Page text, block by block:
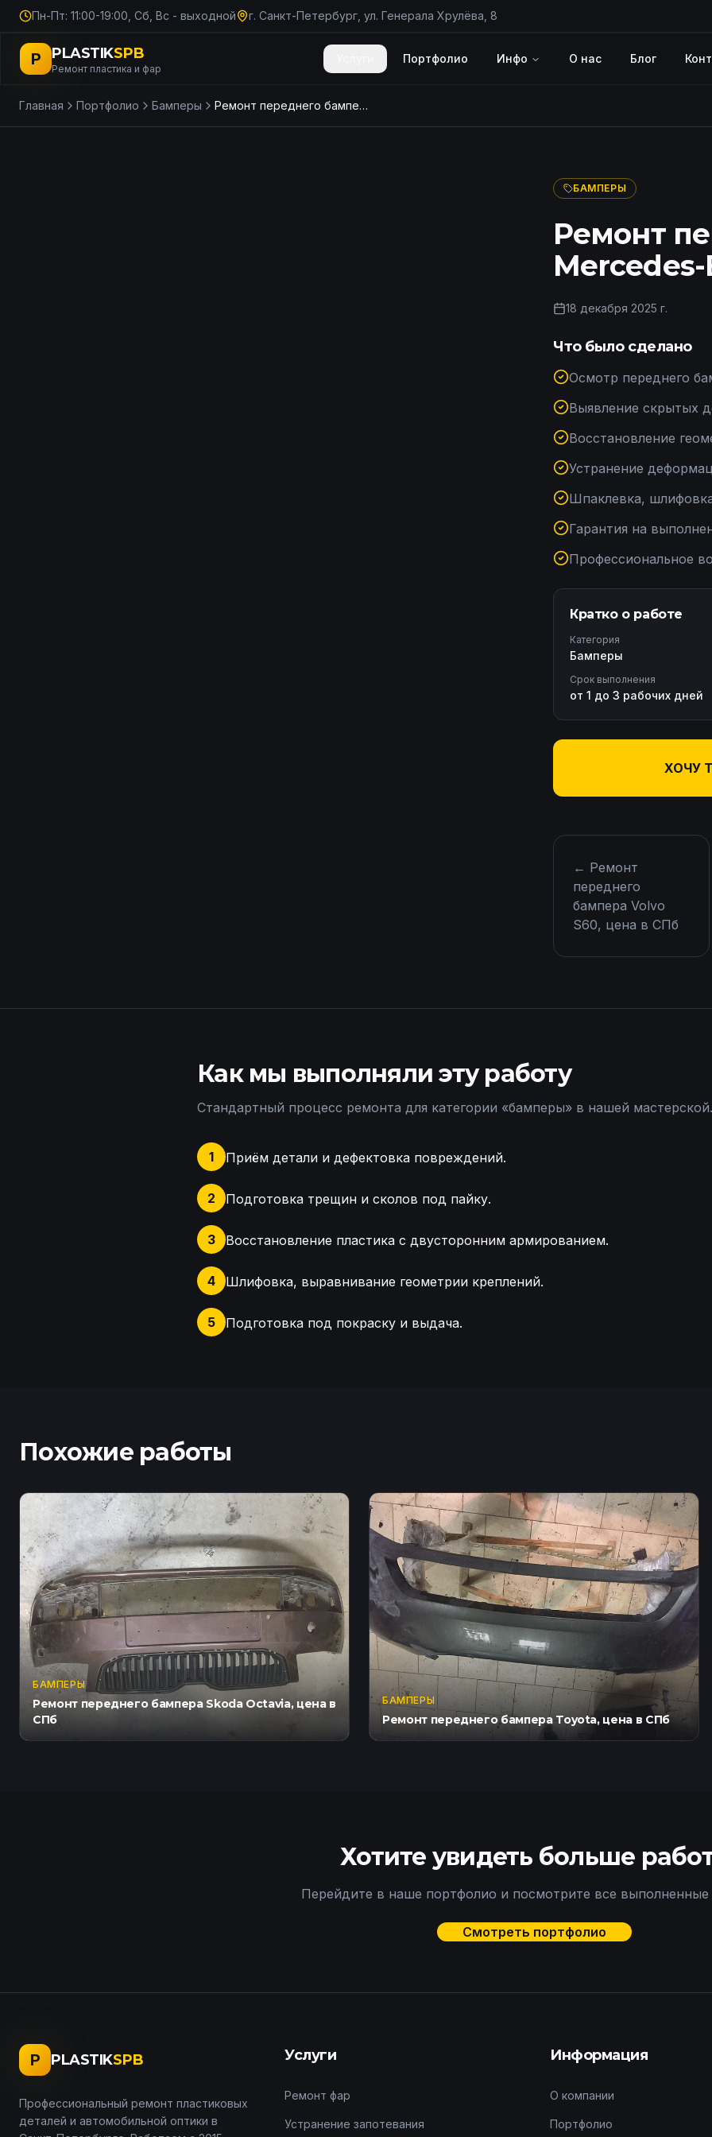
Пн-Пт: 11:00-19:00, Сб, Вс - выходной г. Санкт-Петербург, ул. Генерала Хрулёва, 8
P PLASTIKSPB
Ремонт пластика и фар
Портфолио Инфо О нас Блог
Главная Портфолио Бамперы Ремонт переднего бампера Mercedes-Benz, цена в СПб
БАМПЕРЫ
Ремонт
18 декабря 2025 г.
Что было сделано
Осмотр переднего
Выявление скрытых
Восстановление
Устранение
Шпаклевка,
Гарантия на
Профессиональное
Кратко о работе
Категория
Бамперы
Срок выполнения
от 1 до 3 рабочих дней
ХОЧУ
← Ремонт
переднего
бампера Volvo
S60, цена в СПб
Как мы выполняли эту работу
Стандартный процесс ремонта для категории «бамперы» в нашей мастерской.
1 Приём детали и дефектовка повреждений.
2 Подготовка трещин и сколов под пайку.
3 Восстановление пластика с двусторонним армированием.
4 Шлифовка, выравнивание геометрии креплений.
5
Подготовка под покраску и выдача.
Похожие работы
БАМПЕРЫ
Ремонт переднего бампера Skoda Octavia, цена в
СПб
БАМПЕРЫ
Ремонт переднего бампера Toyota, цена в СПб
Хотите увидеть больше
Перейдите в наше портфолио и посмотрите все выполненные
Смотреть портфолио
P PLASTIKSPB
Профессиональный ремонт пластиковых
деталей и автомобильной оптики в
Услуги
Ремонт фар
Устранение запотевания
Информация
О компании
Портфолио